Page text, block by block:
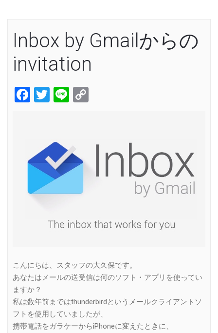
Inbox by Gmailからの
invitation
Facebook
Twitter
Line
こんにちは、スタッフの大久保です。
あなたはメールの送受信は何のソフト・アプリを使ってい
ますか？
私は数年前まではthunderbirdというメールクライアントソ
フトを使用していましたが、
携帯電話をガラケーからiPhoneに変えたときに、